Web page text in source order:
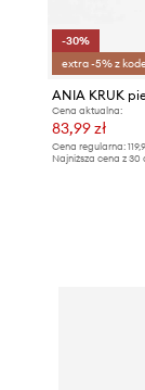
-30%
extra -5% z
Cena aktualna:
83,99 zł
Cena regularna:
Najniższa cena z